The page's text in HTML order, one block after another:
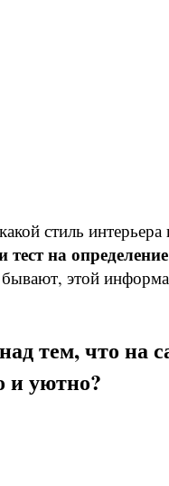
стиль
на
бывают, этой
тем, что
и уютно?